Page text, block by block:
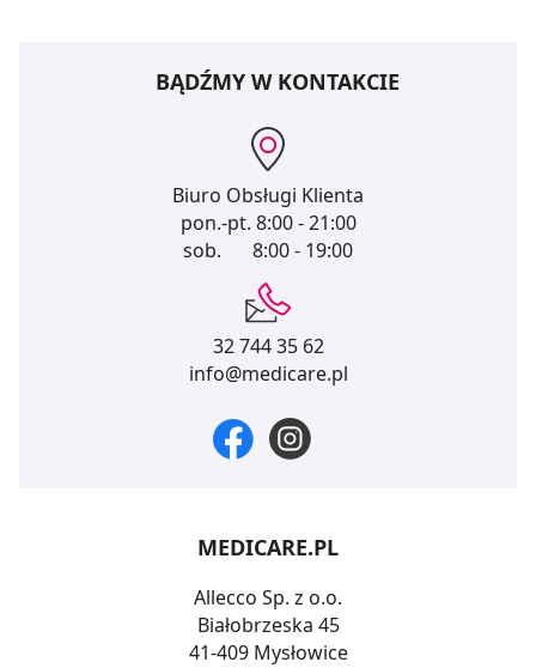
BĄDŹMY W KONTAKCIE
Biuro Obsługi Klienta
pon.-pt. 8:00 - 21:00
sob.
8:00 - 19:00
32 744 35 62
info@medicare.pl
MEDICARE.PL
Allecco Sp. z o.o.
Białobrzeska 45
41-409 Mysłowice